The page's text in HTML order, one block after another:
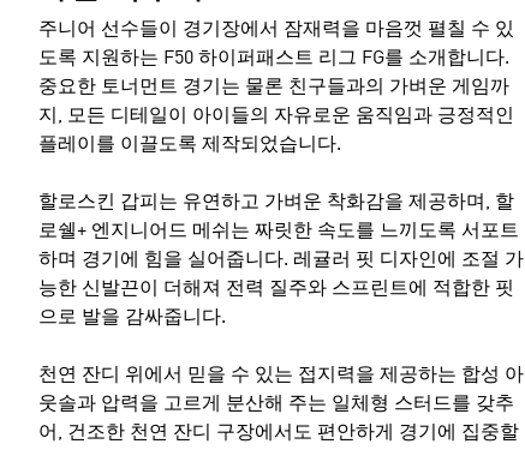
주니어 선수들이 경기장에서 잠재력을 마음껏 펼칠 수 있
도록 지원하는 F50 하이퍼패스트 리그 FG를 소개합니다.
중요한 토너먼트 경기는 물론 친구들과의 가벼운 게임까
지, 모든 디테일이 아이들의 자유로운 움직임과 긍정적인
플레이를 이끌도록 제작되었습니다.
할로스킨 갑피는 유연하고 가벼운 착화감을 제공하며, 할
로쉘+ 엔지니어드 메쉬는 짜릿한 속도를 느끼도록 서포트
하며 경기에 힘을 실어줍니다. 레귤러 핏 디자인에 조절 가
능한 신발끈이 더해져 전력 질주와 스프린트에 적합한 핏
으로 발을 감싸줍니다.
천연 잔디 위에서 믿을 수 있는 접지력을 제공하는 합성 아
웃솔과 압력을 고르게 분산해 주는 일체형 스터드를 갖추
어, 건조한 천연 잔디 구장에서도 편안하게 경기에 집중할